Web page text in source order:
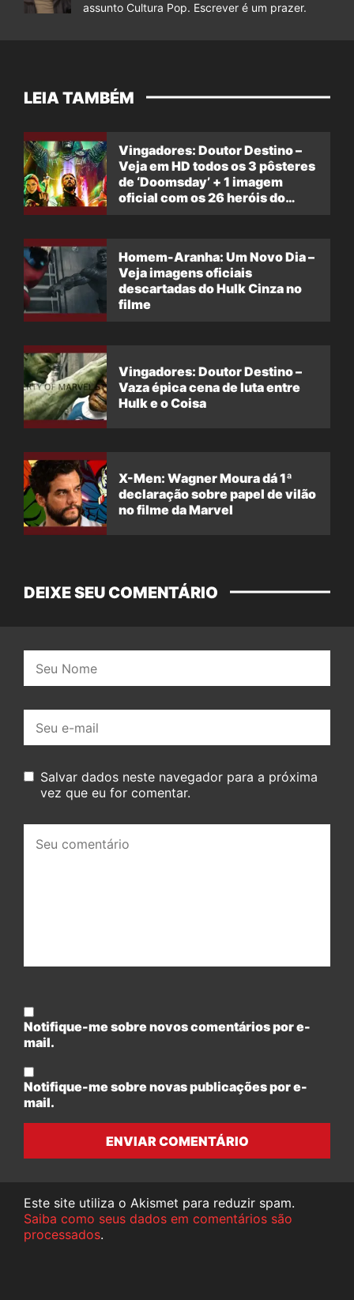
assunto Cultura Pop. Escrever é um prazer.
LEIA TAMBÉM
Vingadores: Doutor Destino –
Veja em HD todos os 3 pôsteres
de ‘Doomsday’ + 1 imagem
oficial com os 26 heróis do
Homem-Aranha: Um Novo Dia –
Veja imagens oficiais
descartadas do Hulk Cinza no
filme
Vingadores: Doutor Destino –
Vaza épica cena de luta entre
Hulk e o Coisa
X-Men: Wagner Moura dá 1ª
declaração sobre papel de vilão
no filme da Marvel
DEIXE SEU COMENTÁRIO
mail:
Salvar dados neste navegador para a próxima
vez que eu for comentar.
comentário:
Notifique-me sobre novos comentários por e-
mail.
Notifique-me sobre novas publicações por e-
mail.
ENVIAR COMENTÁRIO
Este site utiliza o Akismet para reduzir spam.
Saiba como seus dados em comentários são
processados.